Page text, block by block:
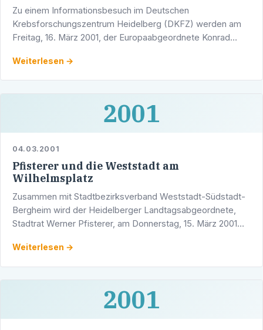
Zu einem Informationsbesuch im Deutschen
Krebsforschungszentrum Heidelberg (DKFZ) werden am
Freitag, 16. März 2001, der Europaabgeordnete Konrad
Werner Pfisterer …
Weiterlesen →
2001
04.03.2001
Pfisterer und die Weststadt am
Wilhelmsplatz
Zusammen mit Stadtbezirksverband Weststadt-Südstadt-
Bergheim wird der Heidelberger Landtagsabgeordnete,
Stadtrat Werner Pfisterer, am Donnerstag, 15. März 2001
…
Weiterlesen →
2001